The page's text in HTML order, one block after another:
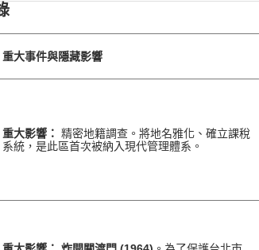
重大事件與隱藏影響
重大影響： 精密地籍調查。將地名雅化、確立課稅
系統，是此區首次被納入現代管理體系。